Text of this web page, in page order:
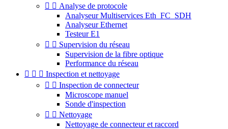
  Analyse de protocole
Analyseur Multiservices Eth_FC_SDH
Analyseur Ethernet
Testeur E1
  Supervision du réseau
Supervision de la fibre optique
Performance du réseau
   Inspection et nettoyage
  Inspection de connecteur
Microscope manuel
Sonde d'inspection
  Nettoyage
Nettoyage de connecteur et raccord